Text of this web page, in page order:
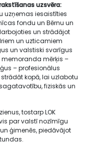
uzsvēra:
uzņemas iesaistīties
fondu un Bērnu un
un strādājot
un uzticamiem
un valstiski svarīgus
memoranda mērķis –
– profesionālus
kopā, lai uzlabotu
fiziskās un
tostarp LOK
par valstī nozīmīgu
ģimenēs, piedāvājot